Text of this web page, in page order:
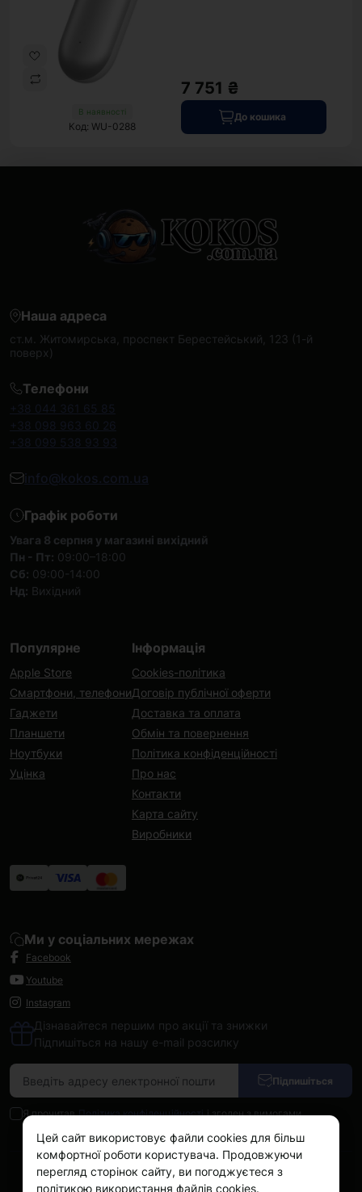
В наявності
Код: WU-0288
7 751 ₴
До кошика
Наша адреса
ст.м. Житомирська, проспект Берестейський, 123 (1-й
поверх)
Телефони
+38 044 361 65 85
+38 098 963 60 26
+38 099 538 93 93
info@kokos.com.ua
Графік роботи
Увага 8 серпня у магазині вихідний
Пн - Пт: 09:00–18:00
Сб: 09:00-14:00
Нд: Вихідний
Популярне
Apple Store
Смартфони, телефони
Гаджети
Планшети
Ноутбуки
Уцінка
Інформація
Cookies-політика
Договір публічної оферти
Доставка та оплата
Обмін та повернення
Політика конфіденційності
Про нас
Контакти
Карта сайту
Виробники
Ми у соціальних мережах
Facebook
Youtube
Instagram
Дізнавайтеся першим про акції та знижки
Підпишіться на нашу e-mail розсилку
Підпишіться
Я прочитав Політика конфіденційності і згоден з вимогами
Kokos.com.ua © 2026
Цей сайт використовує файли cookies для більш
комфортної роботи користувача. Продовжуючи
перегляд сторінок сайту, ви погоджуєтеся з
політикою використання файлів cookies.